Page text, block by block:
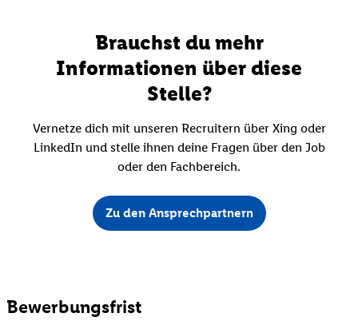
Brauchst du mehr
Informationen über diese
Stelle?
Vernetze dich mit unseren Recruitern über Xing oder
LinkedIn und stelle ihnen deine Fragen über den Job
oder den Fachbereich.
Zu den Ansprechpartnern
Bewerbungsfrist